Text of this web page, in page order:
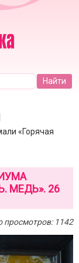
«Горячая
МЕДЬ». 26
просмотров: 1142